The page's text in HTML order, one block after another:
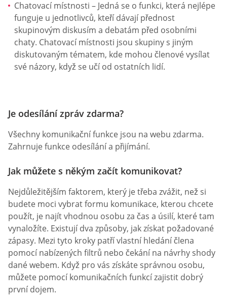
Chatovací místnosti – Jedná se o funkci, která nejlépe
funguje u jednotlivců, kteří dávají přednost
skupinovým diskusím a debatám před osobními
chaty. Chatovací místnosti jsou skupiny s jiným
diskutovaným tématem, kde mohou členové vysílat
své názory, když se učí od ostatních lidí.
Je odesílání zpráv zdarma?
Všechny komunikační funkce jsou na webu zdarma.
Zahrnuje funkce odesílání a přijímání.
Jak můžete s někým začít komunikovat?
Nejdůležitějším faktorem, který je třeba zvážit, než si
budete moci vybrat formu komunikace, kterou chcete
použít, je najít vhodnou osobu za čas a úsilí, které tam
vynaložíte. Existují dva způsoby, jak získat požadované
zápasy. Mezi tyto kroky patří vlastní hledání člena
pomocí nabízených filtrů nebo čekání na návrhy shody
dané webem. Když pro vás získáte správnou osobu,
můžete pomocí komunikačních funkcí zajistit dobrý
první dojem.